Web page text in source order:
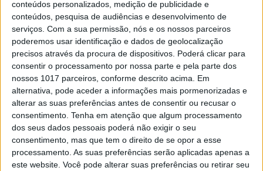
conteúdos personalizados, medição de publicidade e
conteúdos, pesquisa de audiências e desenvolvimento de
serviços. Com a sua permissão, nós e os nossos parceiros
poderemos usar identificação e dados de geolocalização
precisos através da procura de dispositivos. Poderá clicar para
consentir o processamento por nossa parte e pela parte dos
nossos 1017 parceiros, conforme descrito acima. Em
alternativa, pode aceder a informações mais pormenorizadas e
alterar as suas preferências antes de consentir ou recusar o
consentimento. Tenha em atenção que algum processamento
dos seus dados pessoais poderá não exigir o seu
consentimento, mas que tem o direito de se opor a esse
processamento. As suas preferências serão aplicadas apenas a
este website. Você pode alterar suas preferências ou retirar seu
AEROESPACIAL
American Airlines encomenda 20 aviões
supersónicos à Boom Supersonic